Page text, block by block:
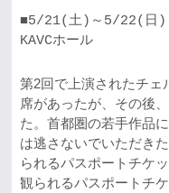
■5/21(土)～5/22(日)
第2回で上演されたチェ
席があったが、その後
た。首都圏の若手作品
は逃さないでいただき
られるパスポートチケ
観られるパスポートチ